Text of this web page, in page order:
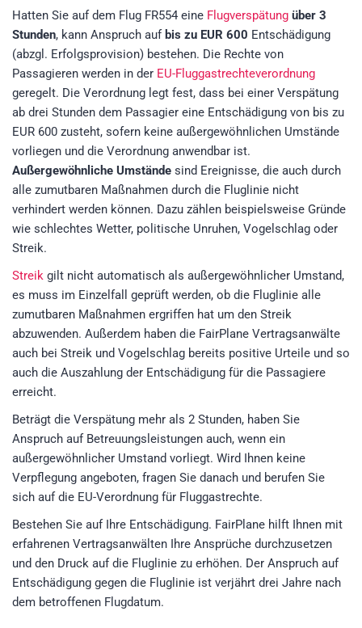
Hatten Sie auf dem Flug FR554 eine Flugverspätung über 3
Stunden, kann Anspruch auf bis zu EUR 600 Entschädigung
(abzgl. Erfolgsprovision) bestehen. Die Rechte von
Passagieren werden in der EU-Fluggastrechteverordnung
geregelt. Die Verordnung legt fest, dass bei einer Verspätung
ab drei Stunden dem Passagier eine Entschädigung von bis zu
EUR 600 zusteht, sofern keine außergewöhnlichen Umstände
vorliegen und die Verordnung anwendbar ist.
Außergewöhnliche Umstände sind Ereignisse, die auch durch
alle zumutbaren Maßnahmen durch die Fluglinie nicht
verhindert werden können. Dazu zählen beispielsweise Gründe
wie schlechtes Wetter, politische Unruhen, Vogelschlag oder
Streik.
Streik gilt nicht automatisch als außergewöhnlicher Umstand,
es muss im Einzelfall geprüft werden, ob die Fluglinie alle
zumutbaren Maßnahmen ergriffen hat um den Streik
abzuwenden. Außerdem haben die FairPlane Vertragsanwälte
auch bei Streik und Vogelschlag bereits positive Urteile und so
auch die Auszahlung der Entschädigung für die Passagiere
erreicht.
Beträgt die Verspätung mehr als 2 Stunden, haben Sie
Anspruch auf Betreuungsleistungen auch, wenn ein
außergewöhnlicher Umstand vorliegt. Wird Ihnen keine
Verpflegung angeboten, fragen Sie danach und berufen Sie
sich auf die EU-Verordnung für Fluggastrechte.
Bestehen Sie auf Ihre Entschädigung. FairPlane hilft Ihnen mit
erfahrenen Vertragsanwälten Ihre Ansprüche durchzusetzen
und den Druck auf die Fluglinie zu erhöhen. Der Anspruch auf
Entschädigung gegen die Fluglinie ist verjährt drei Jahre nach
dem betroffenen Flugdatum.